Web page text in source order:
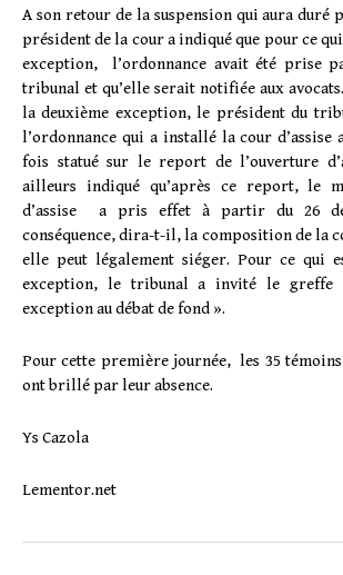
A son retour de la suspension qui aura duré
président de la cour a indiqué que pour ce
exception, l’ordonnance avait été prise
tribunal et qu’elle serait notifiée aux
la deuxième exception, le président du
l’ordonnance qui a installé la cour d’assise
fois statué sur le report de l’ouverture
ailleurs indiqué qu’après ce report, le
d’assise a pris effet à partir du 26
conséquence, dira-t-il, la composition de la
elle peut légalement siéger. Pour ce qui
exception, le tribunal a invité le greffe
exception au débat de fond ».
Pour cette première journée, les 35
ont brillé par leur absence.
Ys Cazola
Lementor.net